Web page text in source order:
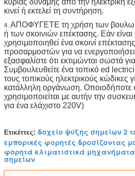
κινεί ή εκτελεί τη συντήρηση.
4. ΑΠΟΦΥΓΕΤΕ τη χρήση των
ή των σκοινιών επέκτασης. Εάν
χρησιμοποιηθεί ένα σκοινί
προσαρμοστών για να
εξασφαλίστε ότι εκτιμώνται σωστά
Συμβουλευθείτε ένα τοπικό ed
τους τοπικούς ηλεκτρικούς κώδικες
κατάλληλη οργάνωση. Οποιοδήποτε
χρησιμοποιείται με αυτήν την
για ένα ελάχιστο 220V)
Ετικέττες: δοχείο ψύξης σημείων 2
εμπορικές φορητές δροσίζοντας
φορητά κλιματιστικά
σημείων